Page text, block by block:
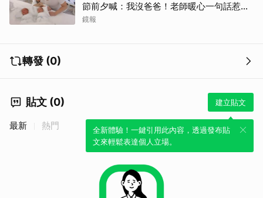
節前夕喊：我沒爸爸！老師暖心一句話惹哭
遺孀
鏡報
轉發 (0)
貼文 (0) 建立貼文
全新體驗！一鍵引用此內容，透過發布貼
文來輕鬆表達個人立場。
最新 熱門